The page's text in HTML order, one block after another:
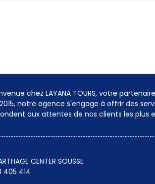
chez LAYANA TOURS, votre
notre agence s'engage à offrir des
aux attentes de nos clients les plus
CENTER SOUSSE
405 414